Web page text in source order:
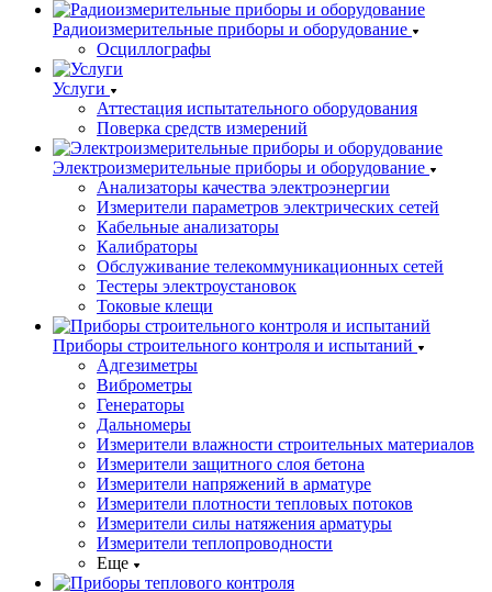
Радиоизмерительные приборы и оборудование
Осциллографы
Услуги
Аттестация испытательного оборудования
Поверка средств измерений
Электроизмерительные приборы и оборудование
Анализаторы качества электроэнергии
Измерители параметров электрических сетей
Кабельные анализаторы
Калибраторы
Обслуживание телекоммуникационных сетей
Тестеры электроустановок
Токовые клещи
Приборы строительного контроля и испытаний
Адгезиметры
Виброметры
Генераторы
Дальномеры
Измерители влажности строительных материалов
Измерители защитного слоя бетона
Измерители напряжений в арматуре
Измерители плотности тепловых потоков
Измерители силы натяжения арматуры
Измерители теплопроводности
Еще